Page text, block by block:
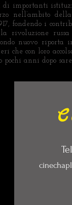
di importanti
nell’ambito
fondendo i
rivoluzione
nuovo
che con loro
pochi anni dopo